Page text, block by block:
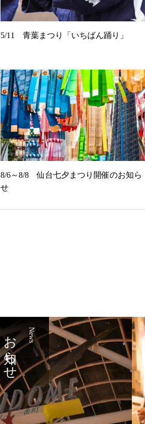
5/11 青葉まつり「いちばん踊り」
8/6～8/8 仙台七夕まつり開催のお知ら
せ
News
お知らせ